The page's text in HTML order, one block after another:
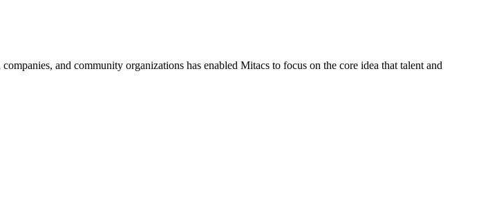
and community organizations has enabled Mitacs to focus on the core idea that talent and